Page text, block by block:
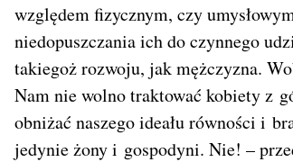
względem fizycznym, czy
niedopuszczania ich do czynnego
takiegoż rozwoju, jak mężczyzna.
Nam nie wolno traktować kobiety z
obniżać naszego ideału równości i
jedynie żony i gospodyni. Nie! –